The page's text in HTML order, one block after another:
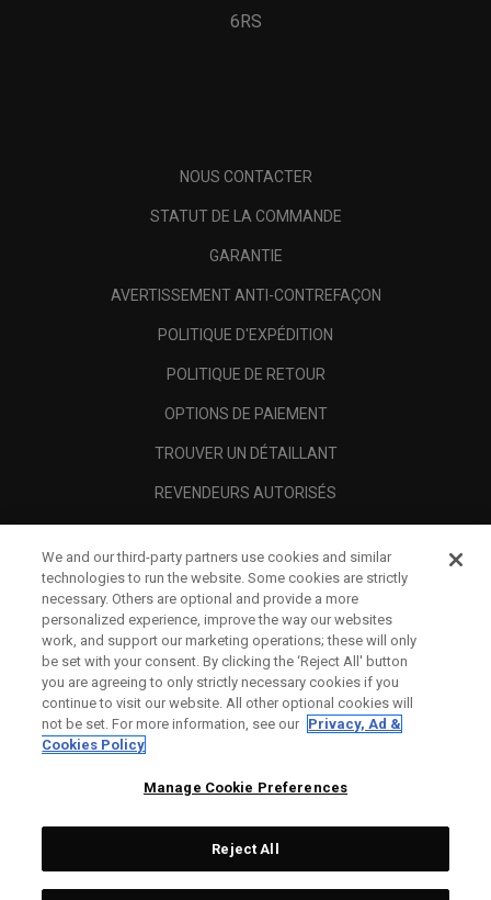
6RS
NOUS CONTACTER
STATUT DE LA COMMANDE
GARANTIE
AVERTISSEMENT ANTI-CONTREFAÇON
POLITIQUE D'EXPÉDITION
POLITIQUE DE RETOUR
OPTIONS DE PAIEMENT
TROUVER UN DÉTAILLANT
REVENDEURS AUTORISÉS
A PROPOS
MENTIONS LÉGALES
We and our third-party partners use cookies and similar
technologies to run the website. Some cookies are strictly
necessary. Others are optional and provide a more
personalized experience, improve the way our websites
work, and support our marketing operations; these will only
be set with your consent. By clicking the ‘Reject All' button
you are agreeing to only strictly necessary cookies if you
continue to visit our website. All other optional cookies will
not be set. For more information, see our Privacy, Ad &
Cookies Policy
Manage Cookie Preferences
Reject All